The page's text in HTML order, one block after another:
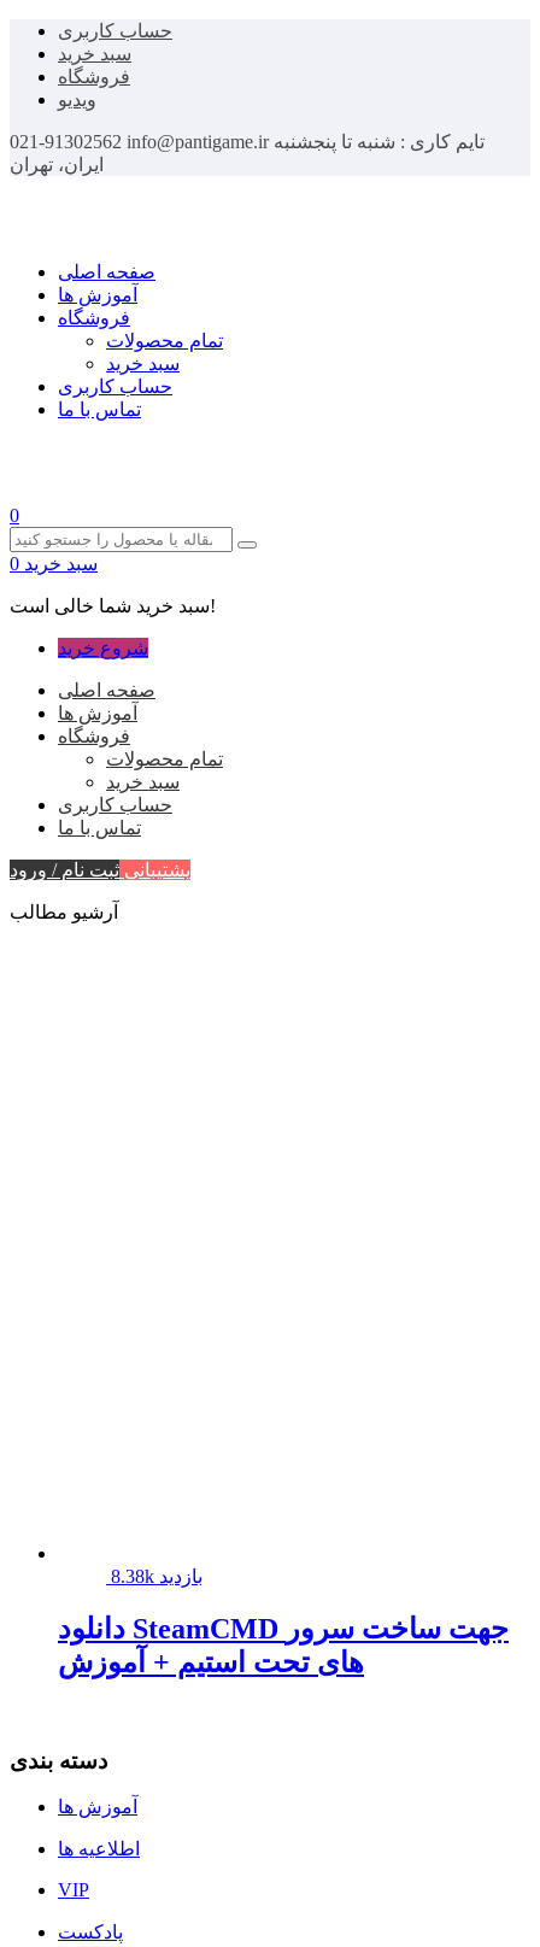
حساب کاربری
سبد خرید
فروشگاه
ویدیو
021-91302562 info@pantigame.ir تایم کاری : شنبه تا پنجشنبه
ایران، تهران
صفحه اصلی
آموزش ها
فروشگاه
تمام محصولات
سبد خرید
حساب کاربری
تماس با ما
0
سبد خرید 0
سبد خرید شما خالی است!
شروع خرید
صفحه اصلی
آموزش ها
فروشگاه
تمام محصولات
سبد خرید
حساب کاربری
تماس با ما
پشتیبانی ثبت نام / ورود
آرشیو مطالب
8.38k بازدید
دانلود SteamCMD جهت ساخت سرور
های تحت استیم + آموزش
دسته بندی
آموزش ها
اطلاعیه ها
VIP
پادکست